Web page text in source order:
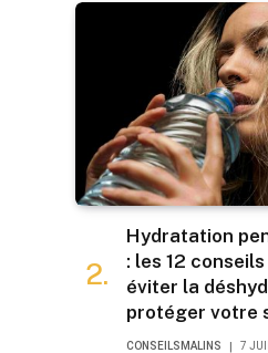
Hydratation
: les 12
éviter la
protéger votre
CONSEILSMALINS 7